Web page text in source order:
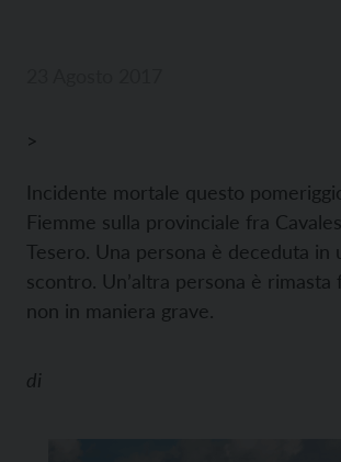
>
Incidente mortale questo
Fiemme sulla provinciale fra
Tesero. Una persona è deceduta in
scontro. Un’altra persona è rimasta
non in maniera grave.
di